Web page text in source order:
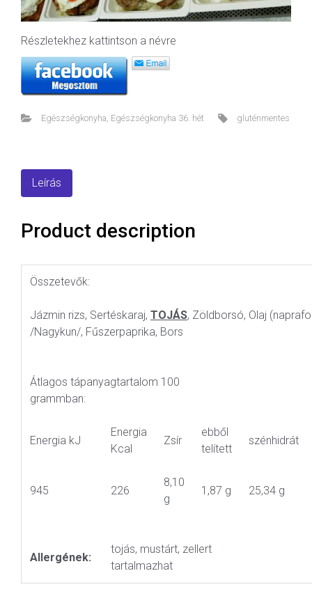
Részletekhez kattintson a névre
Egészségkonyha Egészségkonyha 36. hét gluténmentes
Leírás
Product description
Összetevők:
Jázmin rizs, Sertéskaraj, TOJÁS, Zöldborsó, Olaj
/Nagykun/, Fűszerpaprika, Bors
Átlagos tápanyagtartalom 100
grammban:
Energia kJ
Energia
Kcal
Zsír
ebből
telített
szénhidrát
945 226
8,10
g
1,87 g 25,34 g
Allergének:
tojás, mustárt, zellert
tartalmazhat